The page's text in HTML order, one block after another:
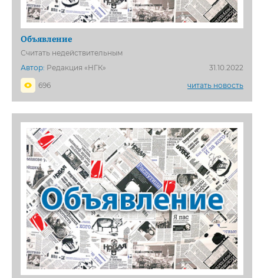
Объявление
Считать недействительным
Автор: Редакция «НГК»
31.10.2022
696
читать новость